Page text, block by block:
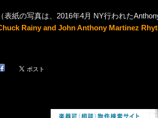
（表紙の写真は、2016年4月 NY行われた
Rainy and John Anthony Martinez